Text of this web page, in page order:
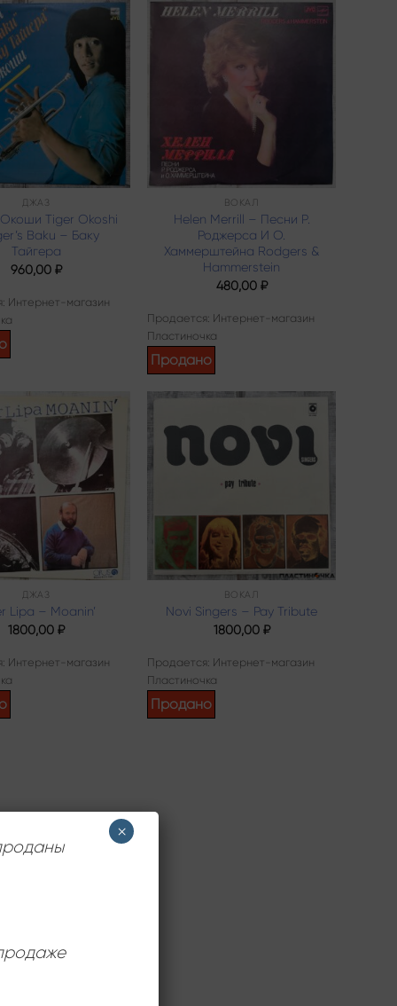
Add to
wishlist
ДЖАЗ
Tiger Okoshi
Baku – Баку
Тайгера
960,00 ₽
Интернет-магазин
ВОКАЛ
Helen Merrill – Песни Р.
Роджерса И О.
Хаммерштейна Rodgers &
Hammerstein
480,00 ₽
Продается: Интернет-магазин
Пластиночка
Продано
Add to
wishlist
ДЖАЗ
Lipa – Moanin’
1800,00 ₽
Интернет-магазин
Add to
wishlist
ВОКАЛ
Novi Singers – Pay Tribute
1800,00 ₽
Продается: Интернет-магазин
Пластиночка
Продано
×